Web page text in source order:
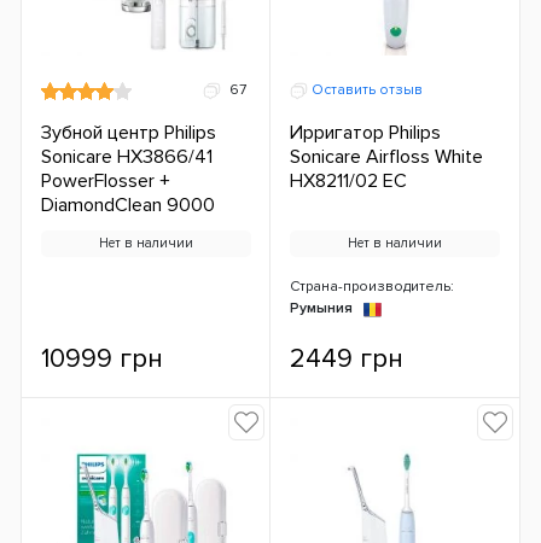
67
Зубной центр Philips
Sonicare HX3866/41
PowerFlosser +
DiamondClean 9000
Нет в наличии
10999 грн
Оставить отзыв
Ирригатор Philips
Sonicare Airfloss White
HX8211/02 ЕС
Нет в наличии
Страна-производитель:
Румыния
2449 грн